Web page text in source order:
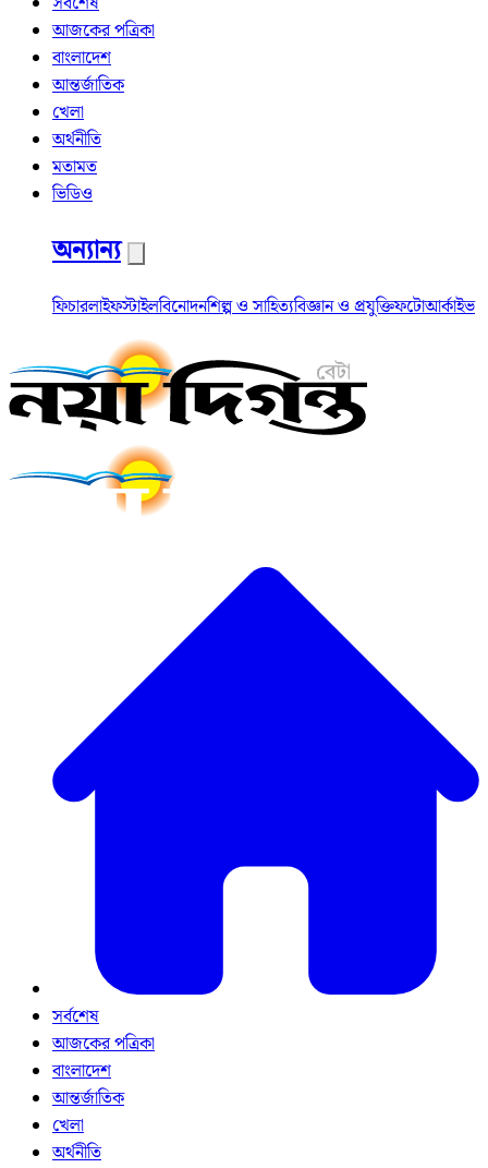
আজকের পত্রিকা
বাংলাদেশ
আন্তর্জাতিক
খেলা
অর্থনীতি
মতামত
ভিডিও
অন্যান্য
ফিচারলাইফস্টাইলবিনোদনশিল্প ও সাহিত্যবিজ্ঞান ও প্রযুক্তিফটোআর্কাইভ
সর্বশেষ
আজকের পত্রিকা
বাংলাদেশ
আন্তর্জাতিক
খেলা
অর্থনীতি